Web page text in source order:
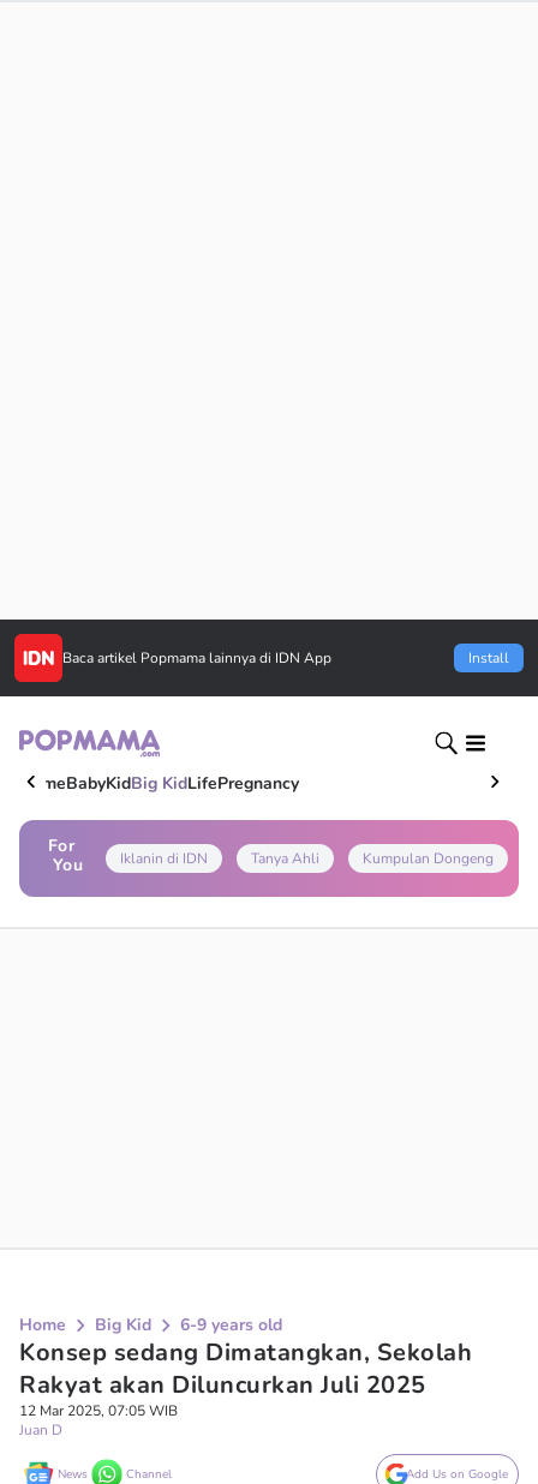
Baca artikel Popmama lainnya di IDN App Install
HomeBabyKidBig KidLifePregnancy
For
You
Iklanin di IDN Tanya Ahli Kumpulan Dongeng
Home Big Kid 6-9 years old
Konsep sedang Dimatangkan, Sekolah
Rakyat akan Diluncurkan Juli 2025
12 Mar 2025, 07:05 WIB
Juan D
News Channel Add Us on Google